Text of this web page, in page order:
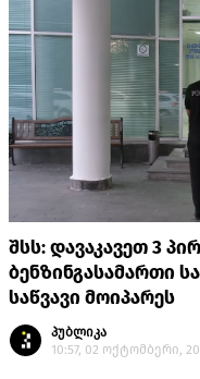
შსს: დავაკავეთ 3
ბენზინგასამართი
საწვავი მოიპარეს
პუბლიკა
10:57, 02 ოქტომბერი,